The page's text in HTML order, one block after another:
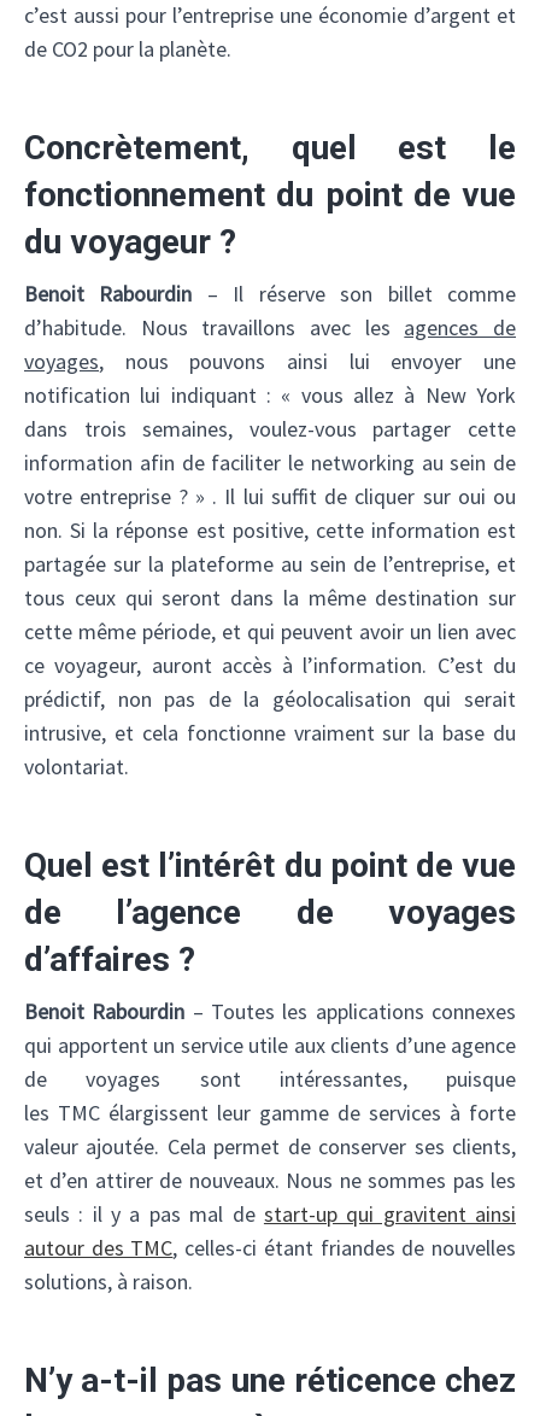
c’est aussi pour l’entreprise une économie d’argent et
de CO2 pour la planète.
Concrètement, quel est le
fonctionnement du point de vue
du voyageur ?
Benoit Rabourdin – Il réserve son billet comme
d’habitude. Nous travaillons avec les agences de
voyages, nous pouvons ainsi lui envoyer une
notification lui indiquant : « vous allez à New York
dans trois semaines, voulez-vous partager cette
information afin de faciliter le networking au sein de
votre entreprise ? » . Il lui suffit de cliquer sur oui ou
non. Si la réponse est positive, cette information est
partagée sur la plateforme au sein de l’entreprise, et
tous ceux qui seront dans la même destination sur
cette même période, et qui peuvent avoir un lien avec
ce voyageur, auront accès à l’information. C’est du
prédictif, non pas de la géolocalisation qui serait
intrusive, et cela fonctionne vraiment sur la base du
volontariat.
Quel est l’intérêt du point de vue
de l’agence de voyages
d’affaires ?
Benoit Rabourdin – Toutes les applications connexes
qui apportent un service utile aux clients d’une agence
de voyages sont intéressantes, puisque
les TMC élargissent leur gamme de services à forte
valeur ajoutée. Cela permet de conserver ses clients,
et d’en attirer de nouveaux. Nous ne sommes pas les
seuls : il y a pas mal de start-up qui gravitent ainsi
autour des TMC, celles-ci étant friandes de nouvelles
solutions, à raison.
N’y a-t-il pas une réticence chez